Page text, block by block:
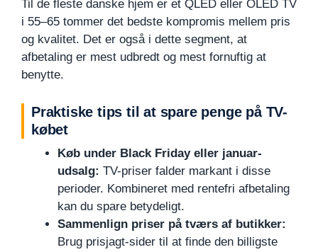
Til de fleste danske hjem er et QLED eller OLED TV
i 55–65 tommer det bedste kompromis mellem pris
og kvalitet. Det er også i dette segment, at
afbetaling er mest udbredt og mest fornuftig at
benytte.
Praktiske tips til at spare penge på TV-
købet
Køb under Black Friday eller januar-
udsalg: TV-priser falder markant i disse
perioder. Kombineret med rentefri afbetaling
kan du spare betydeligt.
Sammenlign priser på tværs af butikker:
Brug prisjagt-sider til at finde den billigste